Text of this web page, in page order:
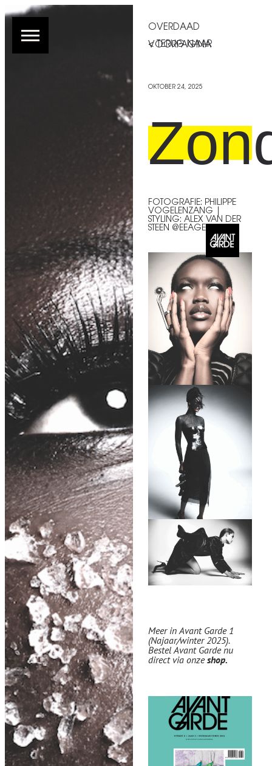
OVERDAAD
< TERUG NAAR VOORPAGINA
OKTOBER 24, 2025
FOTOGRAFIE: PHILIPPE
VOGELENZANG |
STYLING: ALEX VAN DER
STEEN @EEAGENCY
Meer in Avant Garde 1
(Najaar/winter 2025).
Bestel Avant Garde nu
direct via onzeshop.